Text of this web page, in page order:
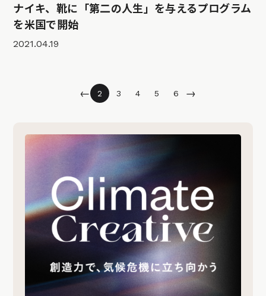
ナイキ、靴に「第二の人生」を与えるプログラム
を米国で開始
2021.04.19
← 2 3 4 5 6 →